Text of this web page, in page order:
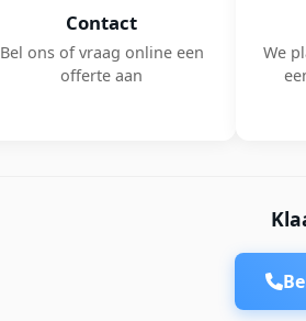
Contact
Bel ons of vraag online een
offerte aan
We